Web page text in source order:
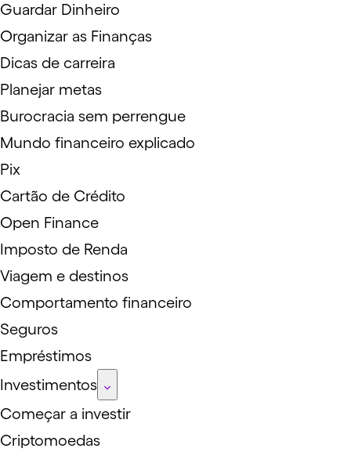
Guardar Dinheiro
Organizar as Finanças
Dicas de carreira
Planejar metas
Burocracia sem perrengue
Mundo financeiro explicado
Pix
Cartão de Crédito
Open Finance
Imposto de Renda
Viagem e destinos
Comportamento financeiro
Seguros
Empréstimos
Investimentos
Começar a investir
Criptomoedas